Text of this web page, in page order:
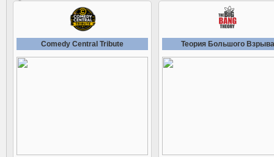
Comedy Central Tribute Теория Большого Взрыва